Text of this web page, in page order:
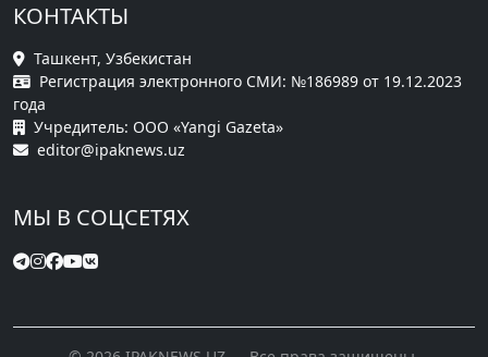
КОНТАКТЫ
Ташкент, Узбекистан
Регистрация электронного СМИ: №186989 от 19.12.2023
года
Учредитель: ООО «Yangi Gazeta»
editor@ipaknews.uz
МЫ В СОЦСЕТЯХ